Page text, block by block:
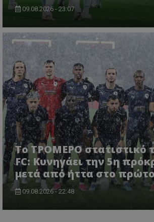
09.08.2026 - 23:07
Το ΤΡΟΜΕΡΟ στατιστικό
FC: Κυνηγάει την 5η
μετά από ήττα στο
09.08.2026 - 22:48